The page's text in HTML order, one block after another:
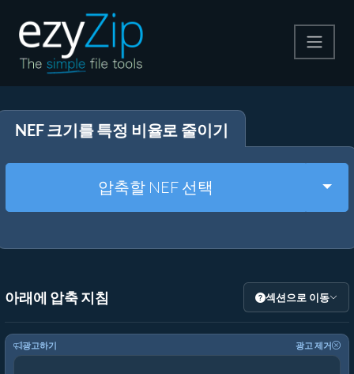
압축 해제
기타 도구
NEF 크기를 특정 비율로 줄이기
압축할 NEF 선택
아래에 압축 지침 섹션으로 이동
광고하기 광고 제거